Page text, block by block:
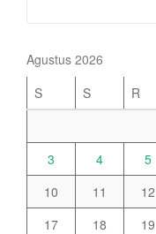
Agustus 2026
S
S R
3
4 5
10
11 12
17
18 19